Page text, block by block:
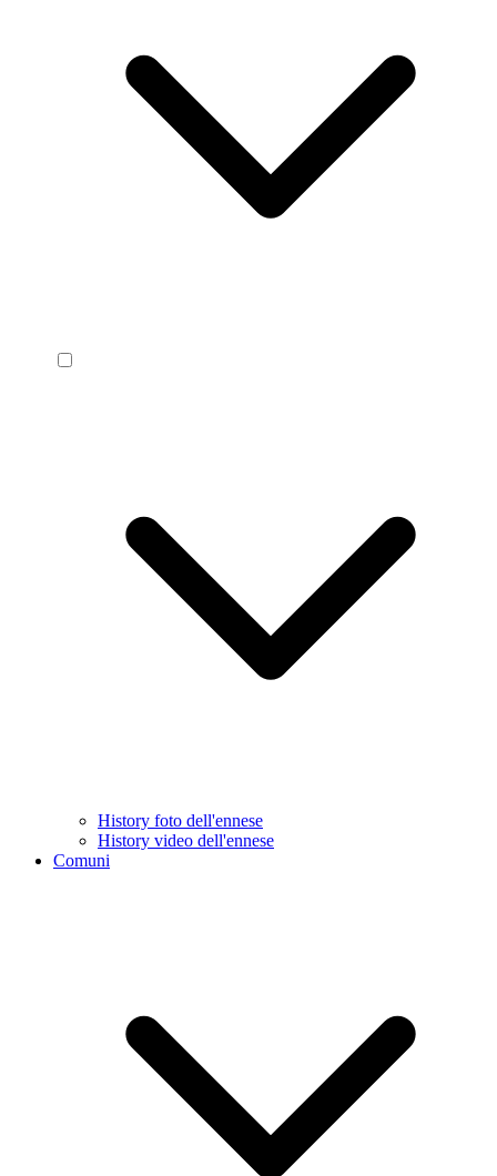
History foto dell'ennese
History video dell'ennese
Comuni